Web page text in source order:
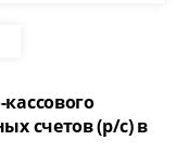
счетов (р/с) в